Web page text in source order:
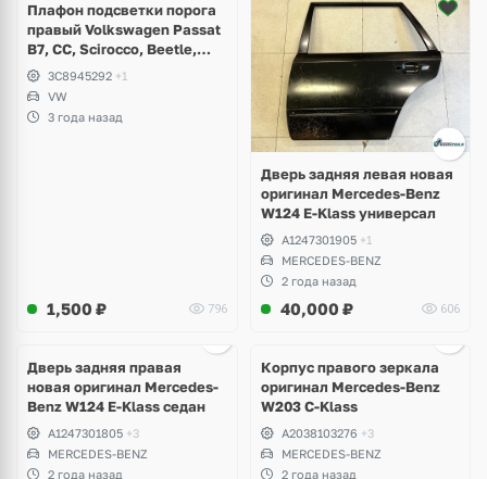
Плафон подсветки порога
правый Volkswagen Passat
B7, CC, Scirocco, Beetle,
Jetta3C8945292 +1
VW
3 года назад
1,500 ₽ 796
Дверь задняя левая новая
оригинал Mercedes-Benz
W124 E-Klass универсал
A1247301905 +1
MERCEDES-BENZ
2 года назад
40,000 ₽ 606
Дверь задняя правая
новая оригинал Mercedes-
Benz W124 E-Klass седан
A1247301805 +3
MERCEDES-BENZ
2 года назад
Корпус правого зеркала
оригинал Mercedes-Benz
W203 C-Klass
A2038103276 +3
MERCEDES-BENZ
2 года назад